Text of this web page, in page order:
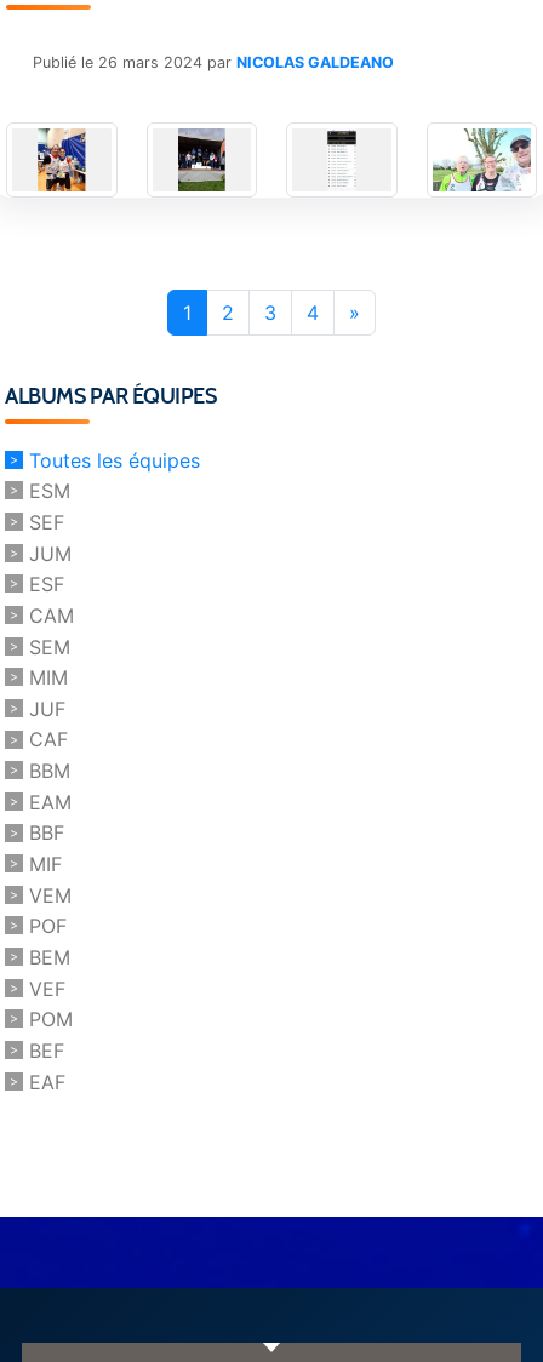
Publié le 26 mars 2024 par NICOLAS GALDEANO
1 2 3 4 »
ALBUMS PAR ÉQUIPES
Toutes les équipes
ESM
SEF
JUM
ESF
CAM
SEM
MIM
JUF
CAF
BBM
EAM
BBF
MIF
VEM
POF
BEM
VEF
POM
BEF
EAF